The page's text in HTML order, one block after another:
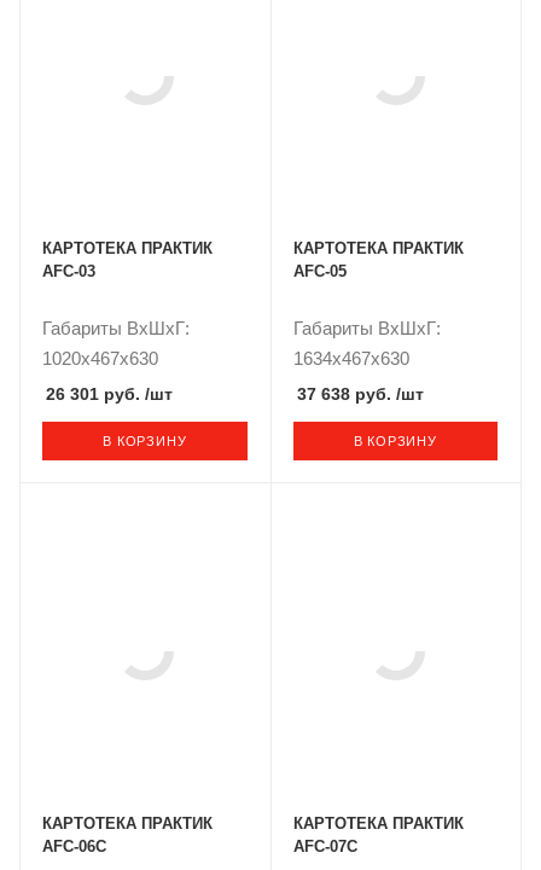
КАРТОТЕКА ПРАКТИК
AFC-03
Габариты ВxШxГ:
1020x467x630
26 301 руб. /шт
В КОРЗИНУ
КАРТОТЕКА ПРАКТИК
AFC-05
Габариты ВxШxГ:
1634x467x630
37 638 руб. /шт
В КОРЗИНУ
КАРТОТЕКА ПРАКТИК
AFC-06C
КАРТОТЕКА ПРАКТИК
AFC-07C